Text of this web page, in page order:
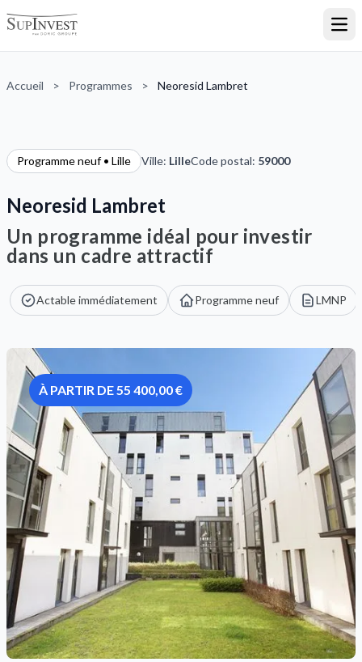
Accueil > Programmes > Neoresid Lambret
Programme neuf • Lille Ville: LilleCode postal: 59000
Neoresid Lambret
Un programme idéal pour investir
dans un cadre attractif
Actable immédiatement Programme neuf LMNP
À PARTIR DE 55 400,00 €